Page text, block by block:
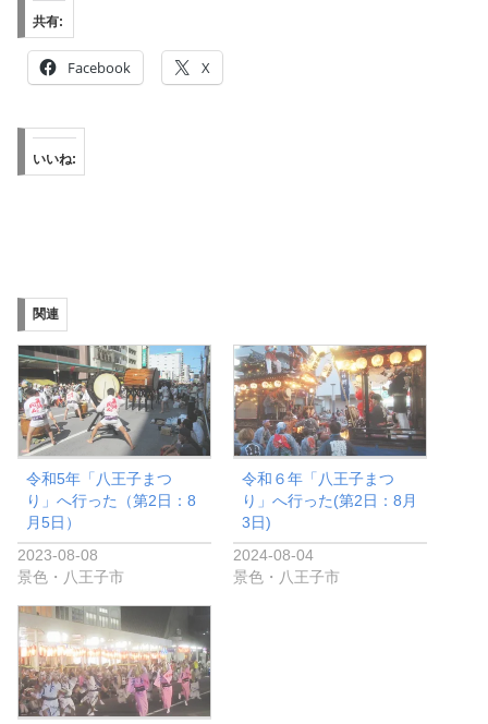
共有:
Facebook X
いいね:
関連
令和5年「八王子まつ
り」へ行った（第2日：8
月5日）
2023-08-08
景色・八王子市
令和６年「八王子まつ
り」へ行った(第2日：8月
3日)
2024-08-04
景色・八王子市